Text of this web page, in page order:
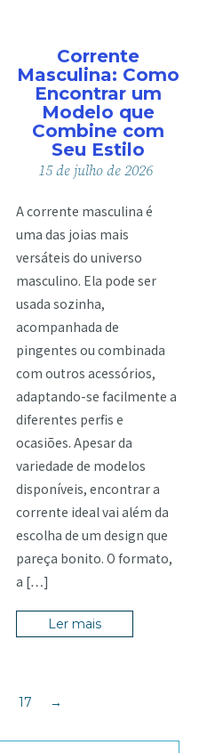
Corrente
Masculina: Como
Encontrar um
Modelo que
Combine com
Seu Estilo
15de julhode2026
A corrente masculina é
uma das joias mais
versáteis do universo
masculino. Ela pode ser
usada sozinha,
acompanhada de
pingentes ou combinada
com outros acessórios,
adaptando-se facilmente a
diferentes perfis e
ocasiões. Apesar da
variedade de modelos
disponíveis, encontrar a
corrente ideal vai além da
escolha de um design que
pareça bonito. O formato,
a […]
Ler mais
17 →